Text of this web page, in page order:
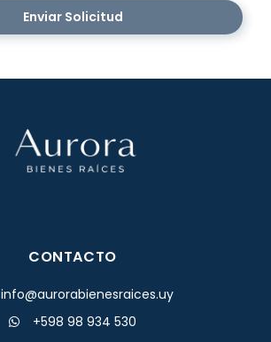
Enviar Solicitud
CONTACTO
info@aurorabienesraices.uy
+598 98 934 530